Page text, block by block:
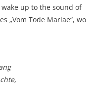
wake up to the sound of
„Vom Tode Mariae“, wo